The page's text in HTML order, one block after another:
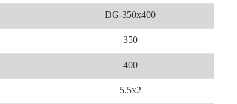
DG-350x400
350
400
5.5x2